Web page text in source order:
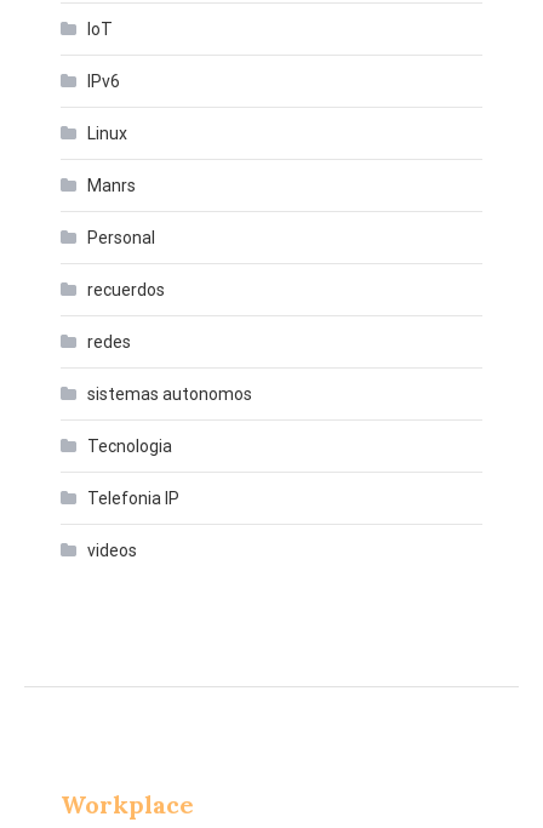
IoT
IPv6
Linux
Manrs
Personal
recuerdos
redes
sistemas autonomos
Tecnologia
Telefonia IP
videos
Workplace